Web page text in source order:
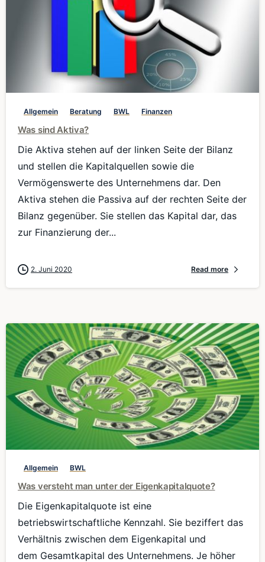
Allgemein Beratung BWL Finanzen
Was sind Aktiva?
Die Aktiva stehen auf der linken Seite der Bilanz
und stellen die Kapitalquellen sowie die
Vermögenswerte des Unternehmens dar. Den
Aktiva stehen die Passiva auf der rechten Seite der
Bilanz gegenüber. Sie stellen das Kapital dar, das
zur Finanzierung der...
2. Juni 2020 Read more
0
Allgemein BWL
Was versteht man unter der Eigenkapitalquote?
Die Eigenkapitalquote ist eine
betriebswirtschaftliche Kennzahl. Sie beziffert das
Verhältnis zwischen dem Eigenkapital und
dem Gesamtkapital des Unternehmens. Je höher